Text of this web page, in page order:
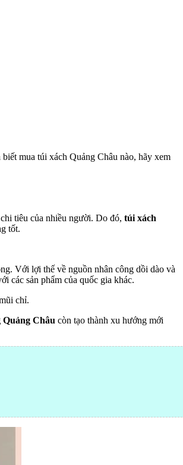
mua túi xách Quảng Châu nào, hãy xem
tiêu của nhiều người. Do đó, túi xách
tốt.
Với lợi thế về nguồn nhân công dồi dào và
các sản phẩm của quốc gia khác.
chỉ.
Quảng Châu còn tạo thành xu hướng mới